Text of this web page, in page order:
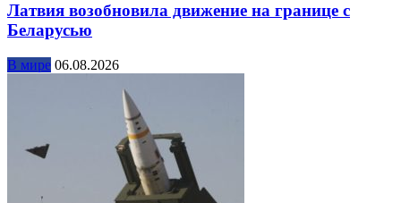
Латвия возобновила движение на границе с
Беларусью
В мире 06.08.2026